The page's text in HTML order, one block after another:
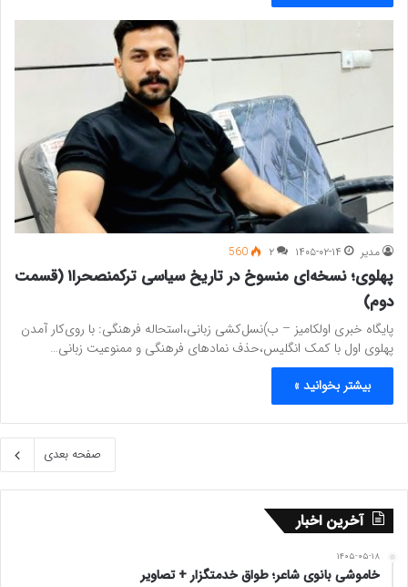
مدیر ۱۴۰۵-۰۲-۱۴ ۲ 560
پهلوی؛ نسخه‌ای منسوخ در تاریخ سیاسی ترکمنصحرا۱ (قسمت
دوم)
پایگاه خبری اولکامیز – ب)نسل‌کشی زبانی،استحاله فرهنگی: با روی‌کار آمدن
پهلوی اول با کمک انگلیس،حذف نمادهای فرهنگی و ممنوعیت زبانی…
بیشتر بخوانید »
صفحه بعدی
آخرین اخبار
۱۴۰۵-۰۵-۱۸
خاموشی بانوی شاعر؛ طواق خدمتگزار + تصاویر